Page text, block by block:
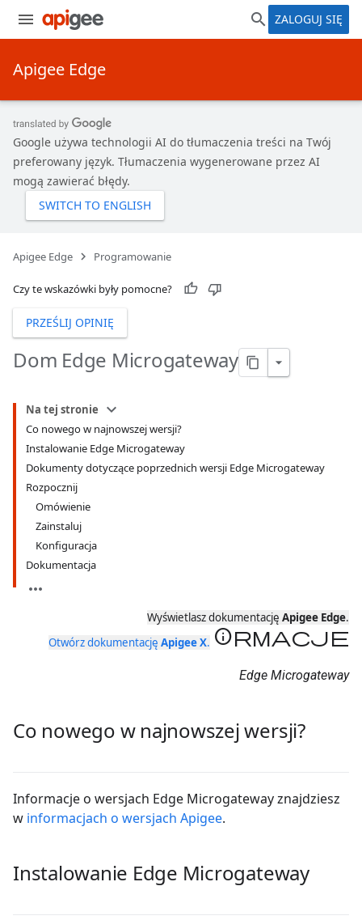
ZALOGUJ SIĘ
Apigee Edge
Google używa technologii AI do tłumaczenia treści na Twój
preferowany język. Tłumaczenia wygenerowane przez AI
mogą zawierać błędy.
Apigee Edge Programowanie
Czy te wskazówki były pomocne?
PRZEŚLIJ OPINIĘ
Dom Edge Microgateway
Na tej stronie
Co nowego w najnowszej wersji?
Instalowanie Edge Microgateway
Dokumenty dotyczące poprzednich wersji Edge Microgateway
Rozpocznij
Omówienie
Zainstaluj
Konfiguracja
Dokumentacja
Wyświetlasz dokumentację Apigee Edge.
Otwórz dokumentację Apigee X. Informacje
Edge Microgateway
Co nowego w najnowszej wersji?
Informacje o wersjach Edge Microgateway znajdziesz
w informacjach o wersjach Apigee.
Instalowanie Edge Microgateway